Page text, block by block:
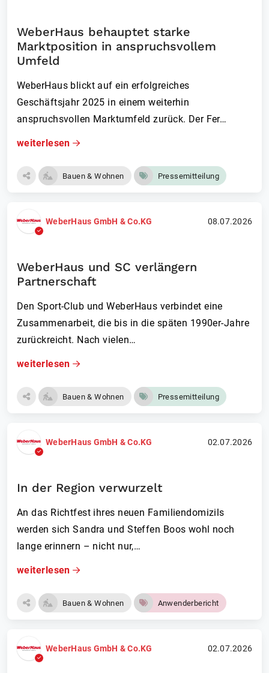
WeberHaus behauptet starke
Marktposition in anspruchsvollem
Umfeld
WeberHaus blickt auf ein erfolgreiches
Geschäftsjahr 2025 in einem weiterhin
anspruchsvollen Marktumfeld zurück. Der Fer…
weiterlesen
Bauen & Wohnen Pressemitteilung
WeberHaus GmbH & Co.KG 08.07.2026
WeberHaus und SC verlängern
Partnerschaft
Den Sport-Club und WeberHaus verbindet eine
Zusammenarbeit, die bis in die späten 1990er-Jahre
zurückreicht. Nach vielen…
weiterlesen
Bauen & Wohnen Pressemitteilung
WeberHaus GmbH & Co.KG 02.07.2026
In der Region verwurzelt
An das Richtfest ihres neuen Familiendomizils
werden sich Sandra und Steffen Boos wohl noch
lange erinnern – nicht nur,…
weiterlesen
Bauen & Wohnen Anwenderbericht
WeberHaus GmbH & Co.KG 02.07.2026